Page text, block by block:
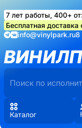
7 лет работы, 400+
Бесплатная доставка
info@vinylpark.ru8
Каталог